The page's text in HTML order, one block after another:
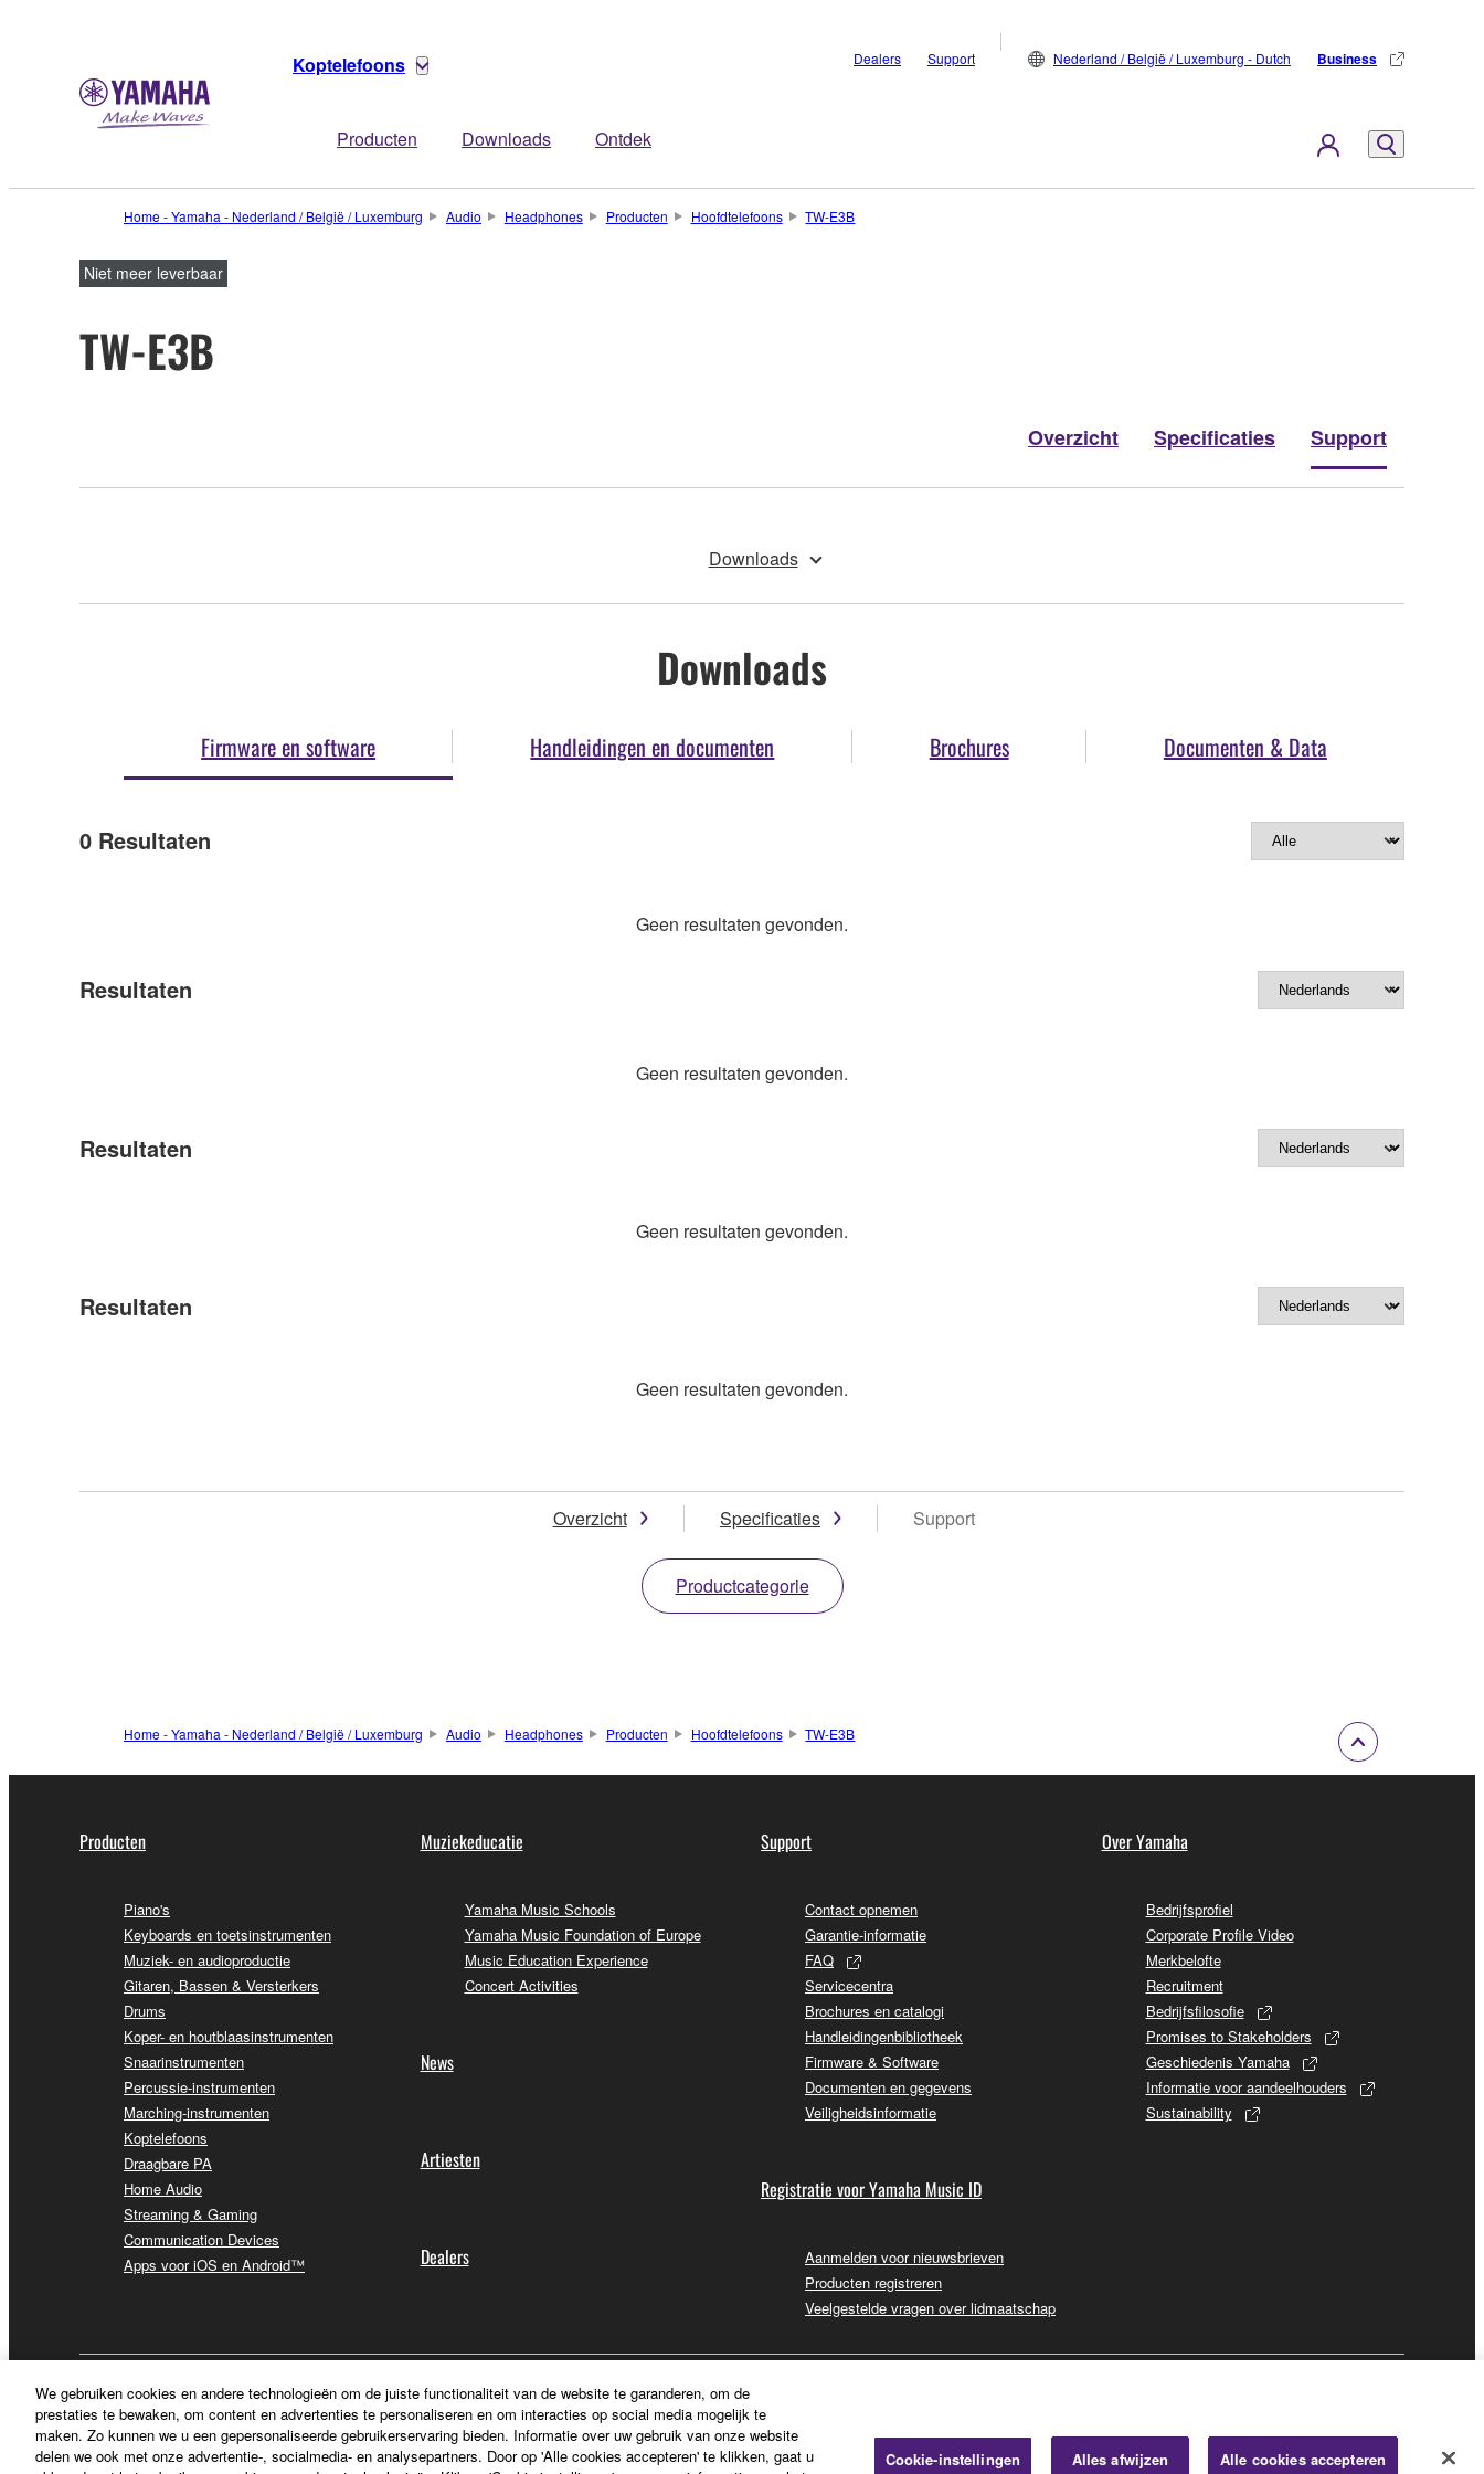
Koptelefoons
Producten Downloads Ontdek
Dealers Support Nederland / België / Luxemburg - Dutch Business
Home - Yamaha - Nederland / België / Luxemburg Audio Headphones Producten Hoofdtelefoons TW-E3B
Niet meer leverbaar
TW-E3B
Overzicht Specificaties Support
Downloads
Downloads
Firmware en software Handleidingen en documenten Brochures Documenten & Data
0 Resultaten
Geen resultaten gevonden.
Resultaten
Geen resultaten gevonden.
Resultaten
Geen resultaten gevonden.
Resultaten
Geen resultaten gevonden.
Overzicht Specificaties Support
Productcategorie
Home - Yamaha - Nederland / België / Luxemburg Audio Headphones Producten Hoofdtelefoons TW-E3B
Producten
Piano's
Keyboards en toetsinstrumenten
Muziek- en audioproductie
Gitaren, Bassen & Versterkers
Drums
Koper- en houtblaasinstrumenten
Snaarinstrumenten
Percussie-instrumenten
Marching-instrumenten
Koptelefoons
Draagbare PA
Home Audio
Streaming & Gaming
Communication Devices
Apps voor iOS en Android™
Muziekeducatie
Yamaha Music Schools
Yamaha Music Foundation of Europe
Music Education Experience
Concert Activities
News
Artiesten
Dealers
Support
Contact opnemen
Garantie-informatie
FAQ
Servicecentra
Brochures en catalogi
Handleidingenbibliotheek
Firmware & Software
Documenten en gegevens
Veiligheidsinformatie
Registratie voor Yamaha Music ID
Aanmelden voor nieuwsbrieven
Producten registreren
Veelgestelde vragen over lidmaatschap
Over Yamaha
Bedrijfsprofiel
Corporate Profile Video
Merkbelofte
Recruitment
Bedrijfsfilosofie
Promises to Stakeholders
Geschiedenis Yamaha
Informatie voor aandeelhouders
Sustainability
Nederland / België / Luxemburg - Dutch
We gebruiken cookies en andere technologieën om de juiste functionaliteit van de website te garanderen, om de
prestaties te bewaken, om content en advertenties te personaliseren en om interacties op social media mogelijk te
maken. Zo kunnen we u een gepersonaliseerde gebruikerservaring bieden. Informatie over uw gebruik van onze website
delen we ook met onze advertentie-, socialmedia- en analysepartners. Door op 'Alle cookies accepteren' te klikken, gaat u
Cookie-instellingen Alles afwijzen Alle cookies accepteren